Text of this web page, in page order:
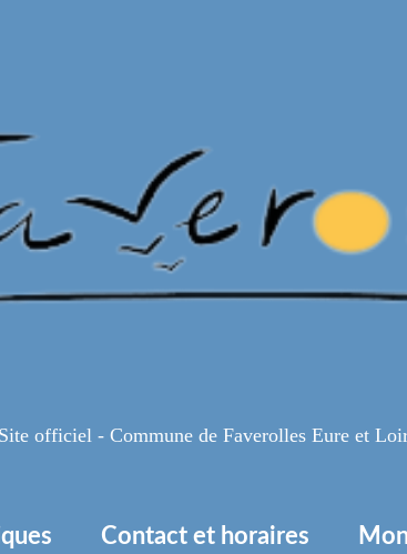
Site officiel - Commune de Faverolles Eure et
Contact et horaires